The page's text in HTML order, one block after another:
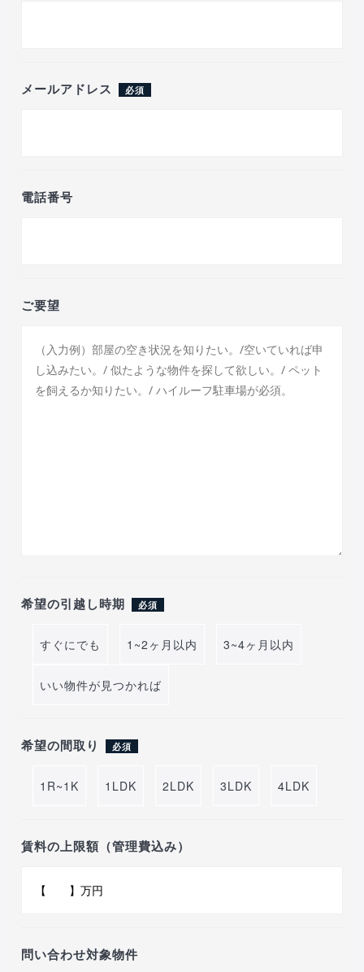
メールアドレス 必須
電話番号
ご要望
希望の引越し時期 必須
すぐにでも 1~2ヶ月以内 3~4ヶ月以内
いい物件が見つかれば
希望の間取り 必須
1R~1K 1LDK 2LDK 3LDK 4LDK
賃料の上限額（管理費込み）
問い合わせ対象物件